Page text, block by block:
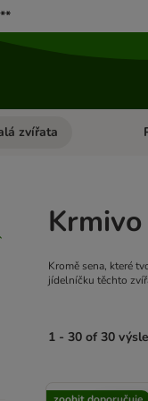
menu: Kočky
zvířata
Kromě sena, které
jídelníčku těchto
1 - 30 of 30